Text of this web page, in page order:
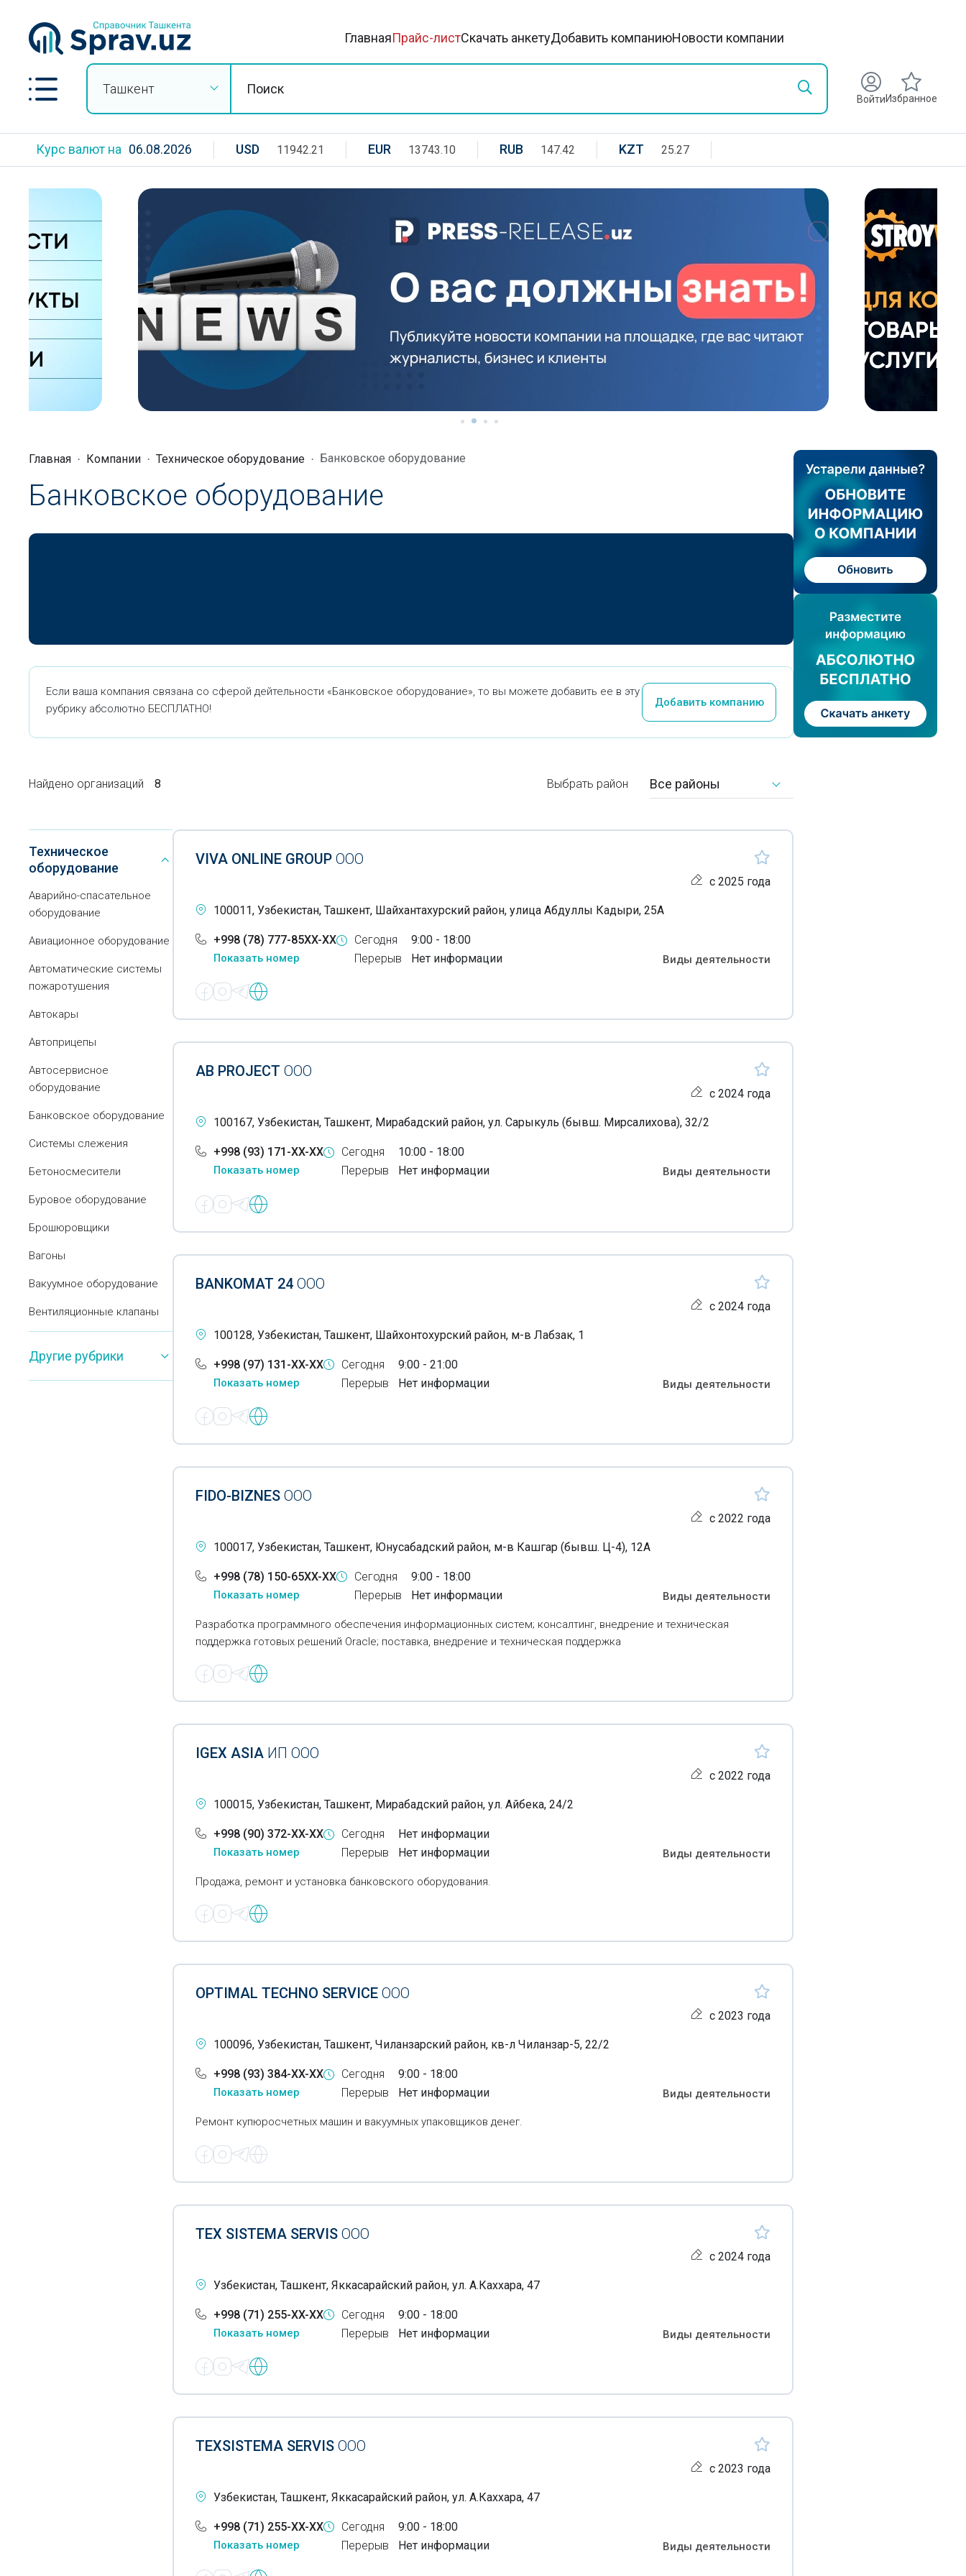
ГлавнаяПрайс-листСкачать анкетуДобавить компаниюНовости компании
Ташкент
ВойтиИзбранное
Курс валют на 06.08.2026 USD 11942.21 EUR 13743.10 RUB 147.42 KZT 25.27
Главная Компании Техническое оборудование Банковское оборудование
Банковское оборудование
Если ваша компания связана со сферой дейтельности «Банковское оборудование», то вы можете добавить ее в эту
рубрику абсолютно БЕСПЛАТНО!
Добавить компанию
Найдено организаций 8 Выбрать район Все районы
Техническое
оборудование
Аварийно-спасательное
оборудование
Авиационное оборудование
Автоматические системы
пожаротушения
Автокары
Автоприцепы
Автосервисное
оборудование
Банковское оборудование
Системы слежения
Бетоносмесители
Буровое оборудование
Брошюровщики
Вагоны
Вакуумное оборудование
Вентиляционные клапаны
оборудование
Весовое оборудование
Другие рубрики
VIVA ONLINE GROUP ООО
с 2025 года
100011, Узбекистан, Ташкент, Шайхантахурский район, улица Абдуллы Кадыри, 25А
+998 (78) 777-85XX-XX
Показать номер
Сегодня
Перерыв
9:00 - 18:00
Нет информации
Виды деятельности
AB PROJECT ООО
с 2024 года
100167, Узбекистан, Ташкент, Мирабадский район, ул. Сарыкуль (бывш. Мирсалихова), 32/2
+998 (93) 171-XX-XX
Показать номер
Сегодня
Перерыв
10:00 - 18:00
Нет информации
Виды деятельности
BANKOMAT 24 ООО
с 2024 года
100128, Узбекистан, Ташкент, Шайхонтохурский район, м-в Лабзак, 1
+998 (97) 131-XX-XX
Показать номер
Сегодня
Перерыв
9:00 - 21:00
Нет информации
Виды деятельности
FIDO-BIZNES OOO
с 2022 года
100017, Узбекистан, Ташкент, Юнусабадский район, м-в Кашгар (бывш. Ц-4), 12А
+998 (78) 150-65XX-XX
Показать номер
Сегодня
Перерыв
9:00 - 18:00
Нет информации
Виды деятельности
Разработка программного обеспечения информационных систем; консалтинг, внедрение и техническая
поддержка готовых решений Oracle; поставка, внедрение и техническая поддержка
IGEX ASIA ИП ООО
с 2022 года
100015, Узбекистан, Ташкент, Мирабадский район, ул. Айбека, 24/2
+998 (90) 372-XX-XX
Показать номер
Сегодня
Перерыв
Нет информации
Нет информации
Виды деятельности
Продажа, ремонт и установка банковского оборудования.
OPTIMAL TECHNO SERVICE ООО
с 2023 года
100096, Узбекистан, Ташкент, Чиланзарский район, кв-л Чиланзар-5, 22/2
+998 (93) 384-XX-XX
Показать номер
Сегодня
Перерыв
9:00 - 18:00
Нет информации
Виды деятельности
Ремонт купюросчетных машин и вакуумных упаковщиков денег.
TEX SISTEMA SERVIS ООО
с 2024 года
Узбекистан, Ташкент, Яккасарайский район, ул. А.Каххара, 47
+998 (71) 255-XX-XX
Показать номер
Сегодня
Перерыв
9:00 - 18:00
Нет информации
Виды деятельности
TEXSISTEMA SERVIS ООО
с 2023 года
Узбекистан, Ташкент, Яккасарайский район, ул. А.Каххара, 47
+998 (71) 255-XX-XX
Показать номер
Сегодня
Перерыв
9:00 - 18:00
Нет информации
Виды деятельности